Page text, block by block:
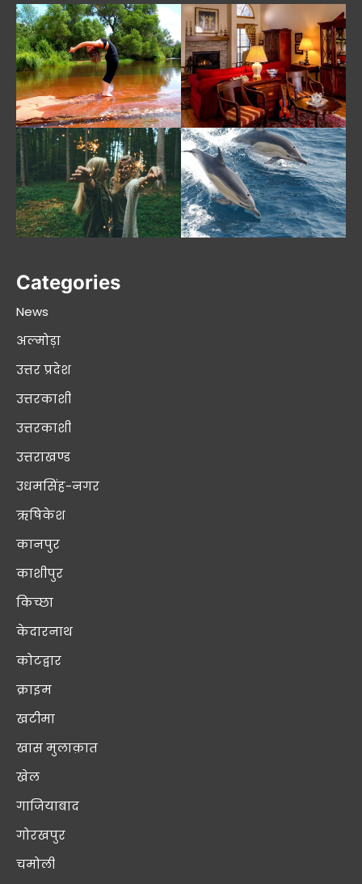
Categories
News
अल्मोड़ा
उत्तर प्रदेश
उत्तरकाशी
उत्तरकाशी
उत्तराखण्ड
उधमसिंह-नगर
ऋषिकेश
कानपुर
काशीपुर
किच्छा
केदारनाथ
कोटद्वार
क्राइम
खटीमा
खास मुलाक़ात
खेल
गाजियाबाद
गोरखपुर
चमोली